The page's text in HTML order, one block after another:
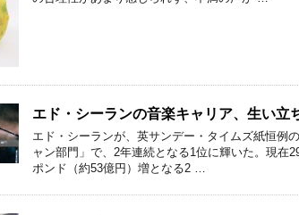
エド・シーランの音楽キャリア、生い立
エド・シーランが、英サンデー・タイムズ紙恒例
ャン部門」で、2年連続となる1位に輝いた。現在
ポンド（約53億円）増となる2 …